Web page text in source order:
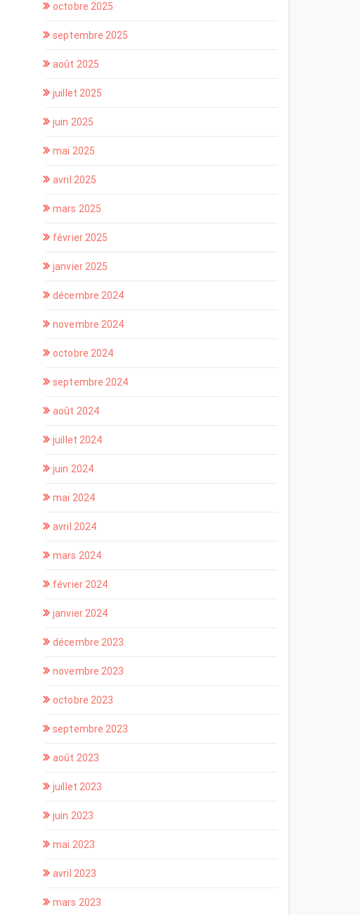
octobre 2025
septembre 2025
août 2025
juillet 2025
juin 2025
mai 2025
avril 2025
mars 2025
février 2025
janvier 2025
décembre 2024
novembre 2024
octobre 2024
septembre 2024
août 2024
juillet 2024
juin 2024
mai 2024
avril 2024
mars 2024
février 2024
janvier 2024
décembre 2023
novembre 2023
octobre 2023
septembre 2023
août 2023
juillet 2023
juin 2023
mai 2023
avril 2023
mars 2023